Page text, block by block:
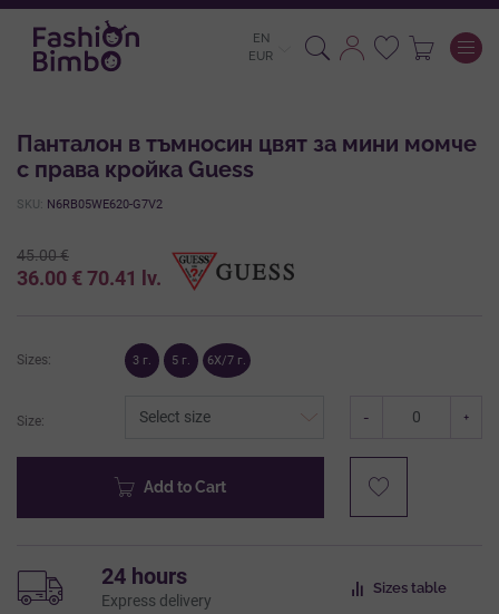
EN
EUR
Панталон в тъмносин цвят за мини момче
с права кройка Guess
SKU: N6RB05WE620-G7V2
45.00€
36.00 €70.41 lv.
Sizes: 3 г. 5 г. 6X/7 г.
Size: - +
Add to Cart
24 hours
Express delivery
Sizes table